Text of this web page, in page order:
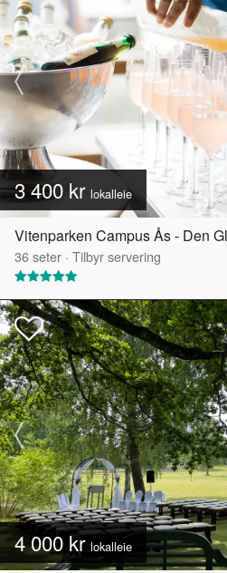
3 400 kr lokalleie
Vitenparken Campus Ås - Den
36seter · Tilbyr servering
4 000 krlokalleie